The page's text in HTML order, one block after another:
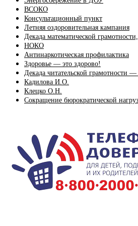
ВСОКО
Консультационный пункт
Летняя оздоровительная кампания
Декада математической
НОКО
Антинаркотическая профилактика
Здоровье — это здорово!
Декада читательской грамотности —
Кадилова И.О.
Клецко О.Н.
Сокращение бюрократической